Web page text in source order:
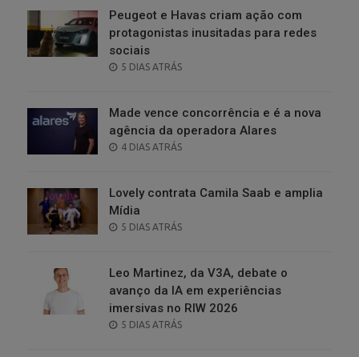
Peugeot e Havas criam ação com
protagonistas inusitadas para redes
sociais
POSTED
5 DIAS ATRÁS
Made vence concorrência e é a nova
agência da operadora Alares
POSTED
4 DIAS ATRÁS
Lovely contrata Camila Saab e amplia
Mídia
POSTED
5 DIAS ATRÁS
Leo Martinez, da V3A, debate o
avanço da IA em experiências
imersivas no RIW 2026
POSTED
5 DIAS ATRÁS